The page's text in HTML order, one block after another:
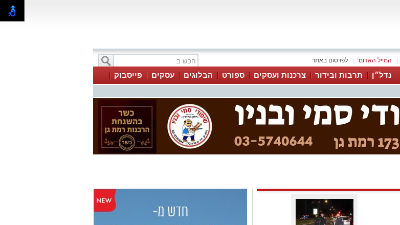
לפרסום באתר המייל האדום
נדל״ן תרבות ובידור צרכנות ועסקים ספורט הבלוגים עסקים
פייסבוק